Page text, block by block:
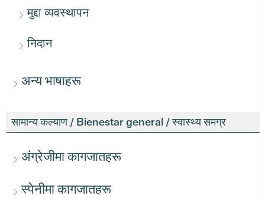
मुद्दा व्यवस्थापन
निदान
अन्य भाषाहरू
सामान्य कल्याण / Bienestar general / स्वास्थ्य समग्र
अंग्रेजीमा कागजातहरू
स्पेनीमा कागजातहरू